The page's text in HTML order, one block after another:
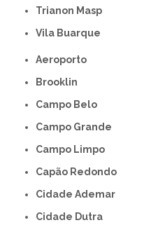
Trianon Masp
Vila Buarque
Aeroporto
Brooklin
Campo Belo
Campo Grande
Campo Limpo
Capão Redondo
Cidade Ademar
Cidade Dutra